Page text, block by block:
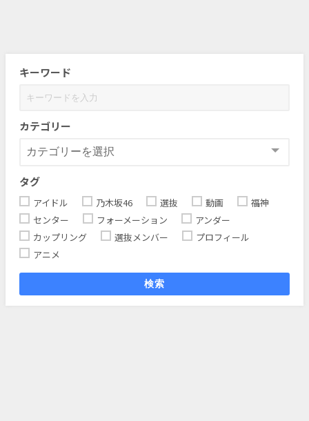
キーワード
カテゴリー
タグ
アイドル 乃木坂46 選抜 動画
福神
センター
フォーメーション
アンダー
カップリング
選抜メンバー
プロフィール
アニメ
検索